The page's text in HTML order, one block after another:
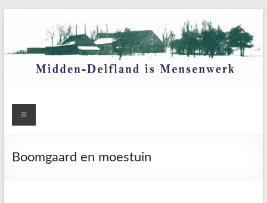
inhoud
Menu
Boomgaard en moestuin